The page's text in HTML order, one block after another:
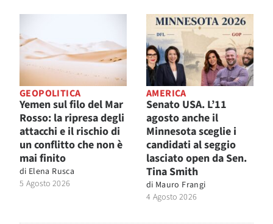
GEOPOLITICA
Yemen sul filo del Mar
Rosso: la ripresa degli
attacchi e il rischio di
un conflitto che non è
mai finito
di Elena Rusca
5 Agosto 2026
AMERICA
Senato USA. L’11
agosto anche il
Minnesota sceglie i
candidati al seggio
lasciato open da Sen.
Tina Smith
di Mauro Frangi
4 Agosto 2026